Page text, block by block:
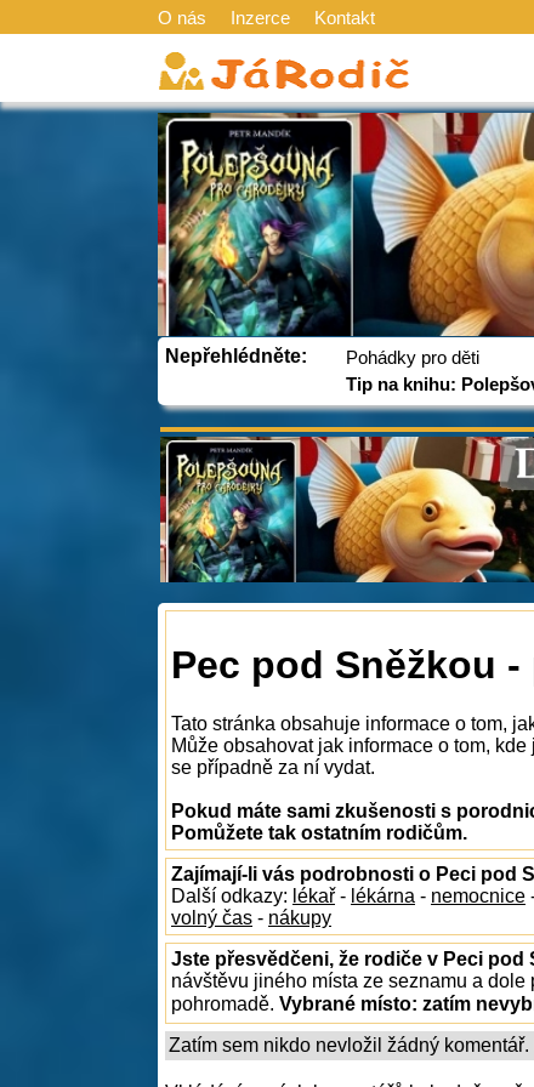
O nás Inzerce Kontakt
Nepřehlédněte:
Pohádky pro děti
Tip na knihu:
Pec pod Sněžkou
Tato stránka obsahuje informace o tom,
Může obsahovat jak informace o tom,
se případně za ní vydat.
Pokud máte sami zkušenosti s
Pomůžete tak ostatním rodičům.
Zajímají-li vás podrobnosti o Peci pod
Další odkazy: lékař - lékárna - nemocnice
volný čas - nákupy
Jste přesvědčeni, že rodiče v Peci
návštěvu jiného místa ze seznamu a
pohromadě. Vybrané místo: zatím
Zatím sem nikdo nevložil žádný komentář.